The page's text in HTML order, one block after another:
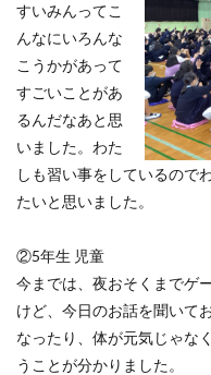
すいみんってこ
んなにいろんな
こうかがあって
すごいことがあ
るんだなあと思
いました。わた
しも習い事をしているので
たいと思いました。
②5年生 児童
今までは、夜おそくまでゲ
けど、今日のお話を聞いて
なったり、体が元気じゃな
うことが分かりました。